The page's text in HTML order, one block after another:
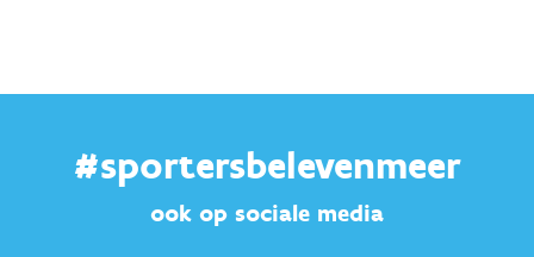
#sportersbelevenmeer
ook op sociale media